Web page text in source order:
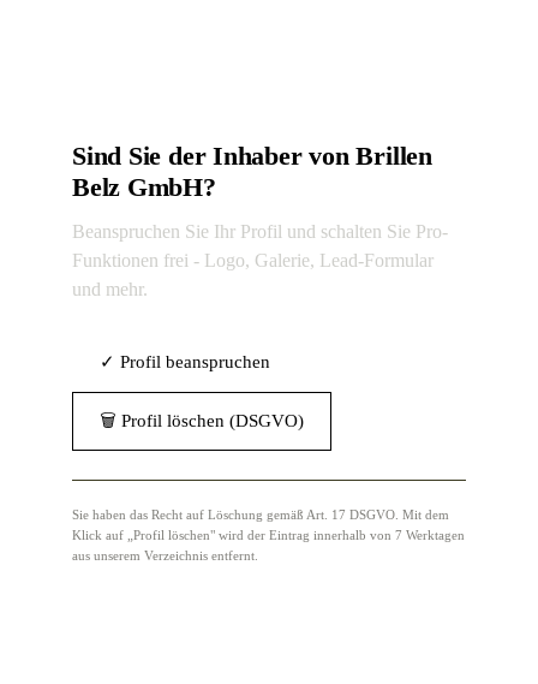
Sind Sie der Inhaber von Brillen
Belz GmbH?
Beanspruchen Sie Ihr Profil und schalten Sie Pro-
Funktionen frei - Logo, Galerie, Lead-Formular
und mehr.
✓ Profil beanspruchen
🗑 Profil löschen (DSGVO)
Sie haben das Recht auf Löschung gemäß Art. 17 DSGVO. Mit dem
Klick auf „Profil löschen" wird der Eintrag innerhalb von 7 Werktagen
aus unserem Verzeichnis entfernt.